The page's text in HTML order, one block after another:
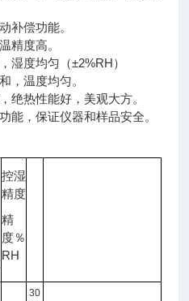
补偿功能。
精度高。
湿度均匀（±2%RH）
，温度均匀。
绝热性能好，美观大方。
能，保证仪器和样品安全。
控湿
精度
精
度％
RH
30